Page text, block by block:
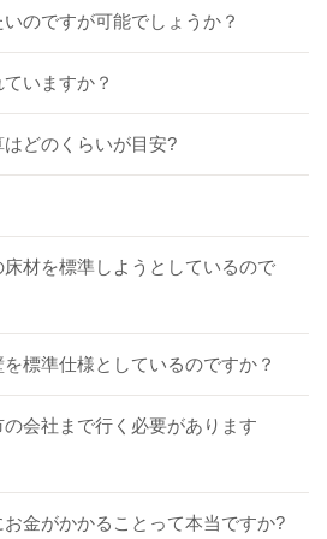
のですが可能でしょうか？
いますか？
どのくらいが目安?
材を標準しようとしているので
標準仕様としているのですか？
会社まで行く必要があります
金がかかることって本当ですか?